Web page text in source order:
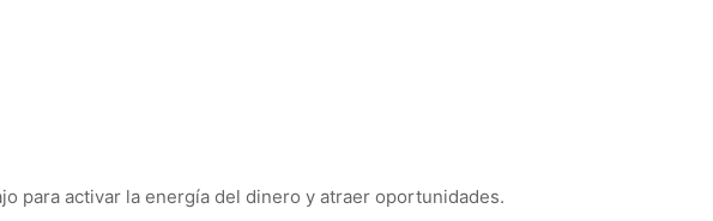
para activar la energía del dinero y atraer oportunidades.